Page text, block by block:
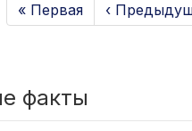
« Первая ‹
факты